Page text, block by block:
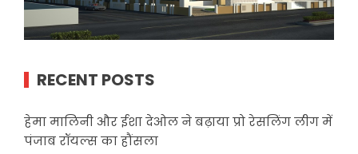
RECENT POSTS
हेमा मालिनी और ईशा देओल ने बढ़ाया प्रो रेसलिंग लीग में
पंजाब रॉयल्स का हौंसला